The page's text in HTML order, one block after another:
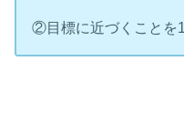
②目標に近づくことを